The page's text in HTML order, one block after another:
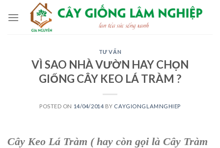
TƯ VẤN
VÌ SAO NHÀ VƯỜN HAY CHỌN
GIỐNG CÂY KEO LÁ TRÀM ?
POSTED ON 14/04/2014 BY CAYGIONGLAMNGHIEP
Cây Keo Lá Tràm ( hay còn gọi là Cây Tràm